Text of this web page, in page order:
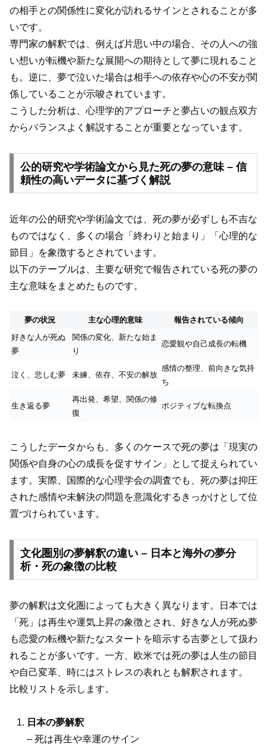
の相手との関係性に変化が訪れるサインとされることが多
いです。
専門家の解釈では、例えば片思い中の場合、その人への強
い想いが転機や新たな展開への期待として夢に現れること
も。逆に、夢で泣いた場合は相手への依存や心の不安が関
係していることが示唆されています。
こうした分析は、心理学的アプローチと夢占いの観点双方
からバランスよく解説することが重要となっています。
公的研究や学術論文から見た死の夢の意味 – 信
頼性の高いデータに基づく解説
近年の公的研究や学術論文では、死の夢が必ずしも不吉な
ものではなく、多くの場合「終わりと始まり」「心理的な
節目」を象徴するとされています。
以下のテーブルは、主要な研究で報告されている死の夢の
主な意味をまとめたものです。
夢の状況 主な心理的意味
報告されている傾向
好きな人が死ぬ
夢
関係の変化、新たな始ま
り
恋愛観や自己成長の転機
泣く、悲しむ夢 未練、依存、不安の解放
感情の整理、前向きな気持
ち
生き返る夢
再出発、希望、関係の修
復
ポジティブな転換点
こうしたデータからも、多くのケースで死の夢は「現実の
関係や自身の心の成長を促すサイン」として捉えられてい
ます。実際、国際的な心理学会の調査でも、死の夢は抑圧
された感情や未解決の問題を意識化するきっかけとして位
置づけられています。
文化圏別の夢解釈の違い – 日本と海外の夢分
析・死の象徴の比較
夢の解釈は文化圏によっても大きく異なります。日本では
「死」は再生や運気上昇の象徴とされ、好きな人が死ぬ夢
も恋愛の転機や新たなスタートを暗示する吉夢として扱わ
れることが多いです。一方、欧米では死の夢は人生の節目
や自己変革、時にはストレスの表れとも解釈されます。
比較リストを示します。
日本の夢解釈
– 死は再生や幸運のサイン